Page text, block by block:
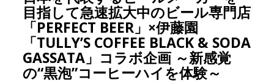
目指して急速拡大中のビール専門店
「PERFECT BEER」×伊藤園
「TULLY’S COFFEE BLACK & SODA
GASSATA」コラボ企画 ～新感覚
の“黒泡”コーヒーハイを体験～